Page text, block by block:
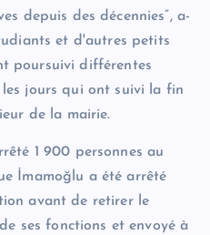
depuis des décennies”, a-
et d'autres petits
poursuivi différentes
jours qui ont suivi la fin
de la mairie.
1 900 personnes au
İmamoğlu a été arrêté
avant de retirer le
ses fonctions et envoyé à